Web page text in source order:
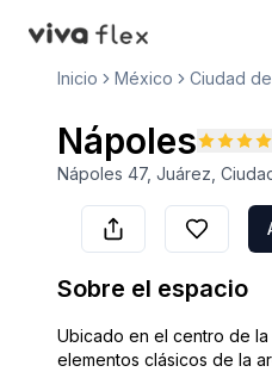
VivaFlex
Inicio México Ciudad
Nápoles
Nápoles 47, Juárez,
Sobre el espacio
Ubicado en el centro de
elementos clásicos de la